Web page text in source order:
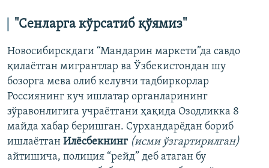
"Сенларга кўрсатиб қўямиз"
Новосибирскдаги “Мандарин маркети”да савдо
қилаётган мигрантлар ва Ўзбекистондан шу
бозорга мева олиб келувчи тадбиркорлар
Россиянинг куч ишлатар органларининг
зўравонлигига учраётгани ҳақида Озодликка 8
майда хабар беришган. Сурхандарёдан бориб
ишлаётган Илёсбекнинг (исми ўзгартирилган)
айтишича, полиция “рейд” деб атаган бу